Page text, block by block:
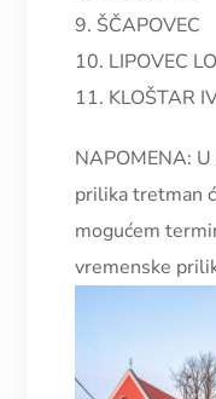
9. ŠČAPOVEC
10. LIPOVEC
11. KLOŠTAR
NAPOMENA:
prilika tretman
mogućem
vremenske